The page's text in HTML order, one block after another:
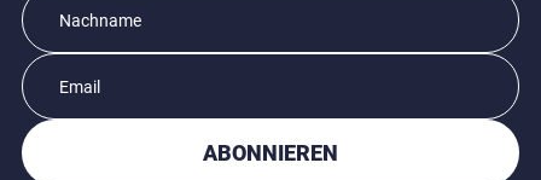
ABONNIEREN